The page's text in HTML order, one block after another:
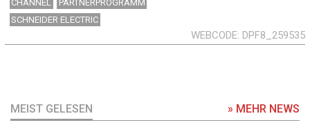
CHANNEL
PARTNERPROGRAMM
SCHNEIDER ELECTRIC
WEBCODE DPF8_259535
MEIST GELESEN » MEHR NEWS